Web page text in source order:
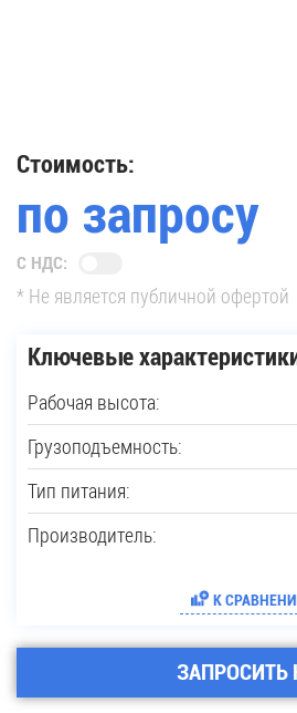
Купить новую технику
Сферы применения
Запчасти
Услуги
О компании
Контакты
Ключевые
Рабочая высота:
Грузоподъемность:
Тип питания:
Производитель:
К
ЗАПРОСИТЬ
Стоимость:
по запросу
С НДС:
* Не является публичной офертой